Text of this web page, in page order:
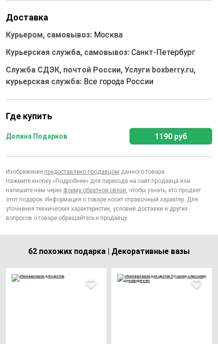
Доставка
Курьером, самовывоз: Москва
Курьерская служба, самовывоз: Санкт-Петербург
Служба СДЭК, почтой России, Услуги boxberry.ru,
курьерская служба: Все города России
Где купить
Долина Подарков 1190 руб
Изображение предоставлено продавцом данного товара.
Нажмите кнопку «Подробнее» для перехода на сайт продавца или
напишите нам через форму обратной связи, чтобы узнать, кто продает
этот подарок. Информация о товаре носит справочный характер. Для
уточнения технических характеристик, условий доставки и других
вопросов о товаре обращайтесь к продавцу.
62 похожих подарка | Декоративные вазы